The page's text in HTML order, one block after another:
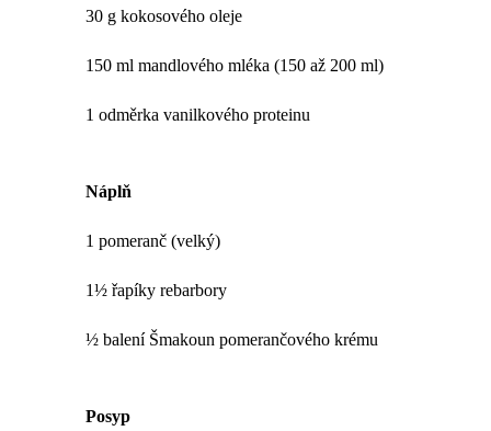
30 g kokosového oleje
150 ml mandlového mléka (150 až 200 ml)
1 odměrka vanilkového proteinu
Náplň
1 pomeranč (velký)
1½ řapíky rebarbory
½ balení Šmakoun pomerančového krému
Posyp